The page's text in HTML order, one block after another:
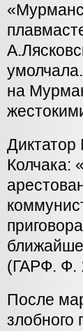
на
Диктатор
Колчака:
(ГАРФ. Ф.
После
злобного